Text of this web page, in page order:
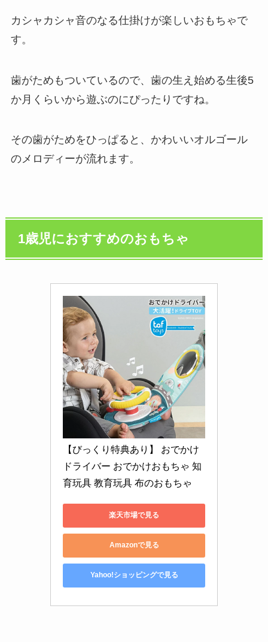
カシャカシャ音のなる仕掛けが楽しいおもちゃで
す。
歯がためもついているので、歯の生え始める生後5
か月くらいから遊ぶのにぴったりですね。
その歯がためをひっぱると、かわいいオルゴール
のメロディーが流れます。
1歳児におすすめのおもちゃ
【びっくり特典あり】 おでかけ
ドライバー おでかけおもちゃ 知
育玩具 教育玩具 布のおもちゃ
楽天市場で見る
Amazonで見る
Yahoo!ショッピングで見る